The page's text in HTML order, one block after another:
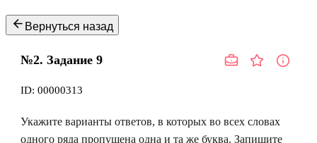
Вернуться назад
№2. Задание 9
ID: 00000313
Укажите варианты ответов, в которых во всех словах
одного ряда пропущена одна и та же буква. Запишите